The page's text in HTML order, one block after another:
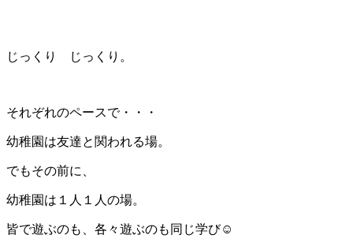
じっくり じっくり。
それぞれのペースで・・・
幼稚園は友達と関われる場。
でもその前に、
幼稚園は１人１人の場。
皆で遊ぶのも、各々遊ぶのも同じ学び☺